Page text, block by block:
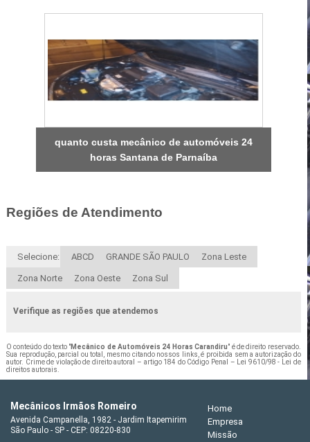
quanto custa mecânico de automóveis 24
horas Santana de Parnaíba
Regiões de Atendimento
Selecione: ABCD GRANDE SÃO PAULO Zona Leste
Zona Norte Zona Oeste Zona Sul
Verifique as regiões que atendemos
O conteúdo do texto "Mecânico de Automóveis 24 Horas Carandiru" é de direito reservado.
Sua reprodução, parcial ou total, mesmo citando nossos links, é proibida sem a autorização do
autor. Crime de violação de direito autoral – artigo 184 do Código Penal – Lei 9610/98 - Lei de
direitos autorais.
Mecânicos Irmãos Romeiro
Avenida Campanella, 1982 - Jardim Itapemirim
São Paulo - SP - CEP: 08220-830
Home
Empresa
Missão